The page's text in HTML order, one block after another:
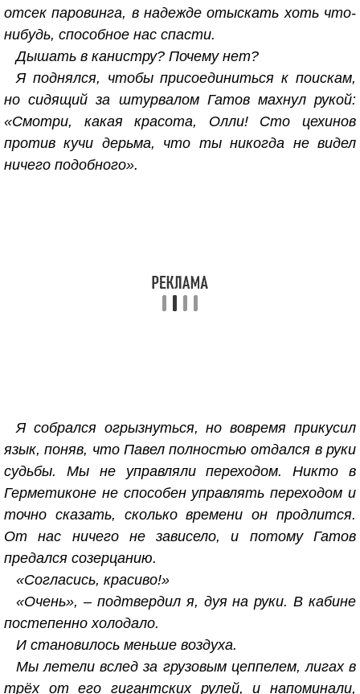
отсек паровинга, в надежде отыскать хоть что-
нибудь, способное нас спасти.
Дышать в канистру? Почему нет?
Я поднялся, чтобы присоединиться к поискам,
но сидящий за штурвалом Гатов махнул рукой:
«Смотри, какая красота, Олли! Сто цехинов
против кучи дерьма, что ты никогда не видел
ничего подобного».
Я собрался огрызнуться, но вовремя прикусил
язык, поняв, что Павел полностью отдался в руки
судьбы. Мы не управляли переходом. Никто в
Герметиконе не способен управлять переходом и
точно сказать, сколько времени он продлится.
От нас ничего не зависело, и потому Гатов
предался созерцанию.
«Согласись, красиво!»
«Очень», – подтвердил я, дуя на руки. В кабине
постепенно холодало.
И становилось меньше воздуха.
Мы летели вслед за грузовым цеппелем, лигах в
трёх от его гигантских рулей, и напоминали,